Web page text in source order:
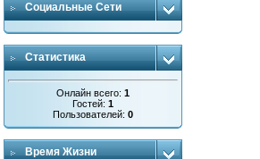
Социальные Сети
Статистика
Онлайн всего:1
Гостей:1
Пользователей:0
Время Жизни